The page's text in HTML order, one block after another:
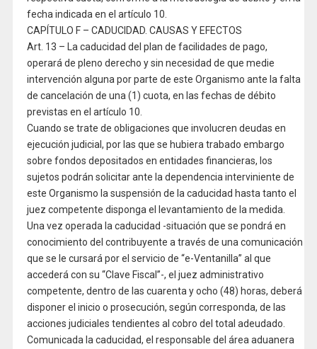
fecha indicada en el artículo 10.
CAPÍTULO F – CADUCIDAD. CAUSAS Y EFECTOS
Art. 13 – La caducidad del plan de facilidades de pago,
operará de pleno derecho y sin necesidad de que medie
intervención alguna por parte de este Organismo ante la falta
de cancelación de una (1) cuota, en las fechas de débito
previstas en el artículo 10.
Cuando se trate de obligaciones que involucren deudas en
ejecución judicial, por las que se hubiera trabado embargo
sobre fondos depositados en entidades financieras, los
sujetos podrán solicitar ante la dependencia interviniente de
este Organismo la suspensión de la caducidad hasta tanto el
juez competente disponga el levantamiento de la medida.
Una vez operada la caducidad -situación que se pondrá en
conocimiento del contribuyente a través de una comunicación
que se le cursará por el servicio de “e-Ventanilla” al que
accederá con su “Clave Fiscal”-, el juez administrativo
competente, dentro de las cuarenta y ocho (48) horas, deberá
disponer el inicio o prosecución, según corresponda, de las
acciones judiciales tendientes al cobro del total adeudado.
Comunicada la caducidad, el responsable del área aduanera